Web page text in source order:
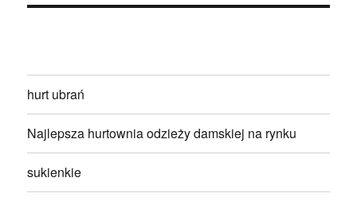
hurt ubrań
Najlepsza hurtownia odzieży damskiej na rynku
sukienkie